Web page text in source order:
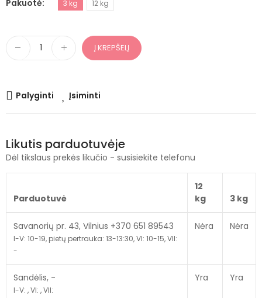
Pakuotė 3 kg 12 kg
Į KREPŠELĮ
Palyginti Įsiminti
Likutis parduotuvėje
Dėl tikslaus prekės likučio - susisiekite telefonu
Parduotuvė
12
kg
3 kg
Savanorių pr. 43, Vilnius +370 651 89543
I-V: 10-19, pietų pertrauka: 13-13:30, VI: 10-15, VII:
-
Nėra Nėra
Sandėlis, -
I-V: , VI: , VII:
Yra Yra